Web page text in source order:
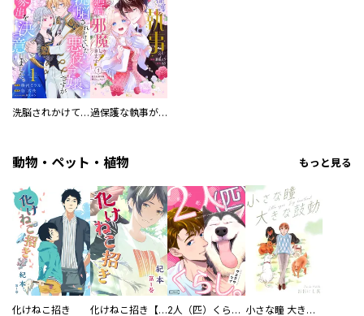
洗脳されかけていた悪役令嬢ですが家出を決意しました。【電子単行本版／特典おまけ付き】 過保護な執事が私の婚活を邪魔してきます！ 分冊版
動物・ペット・植物 もっと見る
化けねこ招き 化けねこ招き【描きおろし付合冊版】 2人（匹）くらし。 小さな瞳 大きな鼓動